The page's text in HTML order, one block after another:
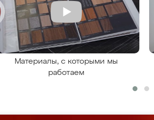
Материалы, с которыми мы
работаем